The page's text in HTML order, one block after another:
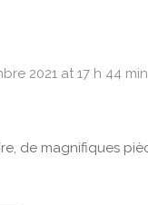
2021 at 17 h 44 min
de magnifiques